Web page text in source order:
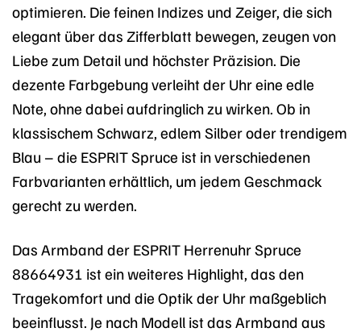
optimieren. Die feinen Indizes und Zeiger, die sich
elegant über das Zifferblatt bewegen, zeugen von
Liebe zum Detail und höchster Präzision. Die
dezente Farbgebung verleiht der Uhr eine edle
Note, ohne dabei aufdringlich zu wirken. Ob in
klassischem Schwarz, edlem Silber oder trendigem
Blau – die ESPRIT Spruce ist in verschiedenen
Farbvarianten erhältlich, um jedem Geschmack
gerecht zu werden.
Das Armband der ESPRIT Herrenuhr Spruce
88664931 ist ein weiteres Highlight, das den
Tragekomfort und die Optik der Uhr maßgeblich
beeinflusst. Je nach Modell ist das Armband aus